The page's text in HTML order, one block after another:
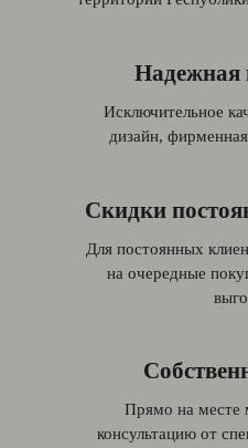
Надежная
Исключительное
дизайн,
Скидки
Для постоянных
на очередные
Прямо на месте
консультацию от